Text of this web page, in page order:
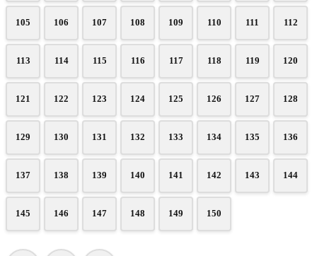
105 106 107 108 109 110 111 112
113 114 115 116 117 118 119 120
121 122 123 124 125 126 127 128
129 130 131 132 133 134 135 136
137 138 139 140 141 142 143 144
145 146 147 148 149 150